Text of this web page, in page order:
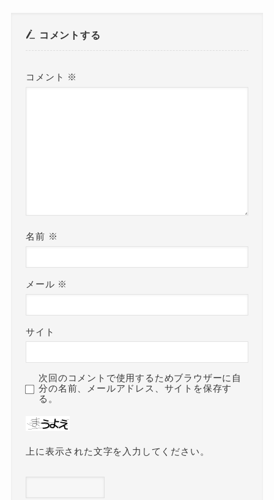
コメントする
コメント ※
名前 ※
メール ※
サイト
次回のコメントで使用するためブラウザーに自
分の名前、メールアドレス、サイトを保存す
る。
上に表示された文字を入力してください。